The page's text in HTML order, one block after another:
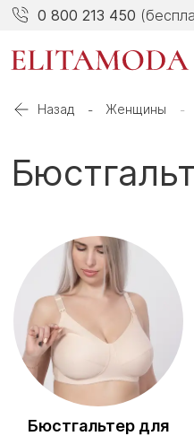
0 800 213 450
Назад Женщины
Бюстгальтер для